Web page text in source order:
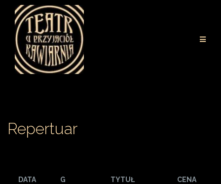
Przejdź
treści
Repertuar
DATA
G
TYTUŁ
CENA